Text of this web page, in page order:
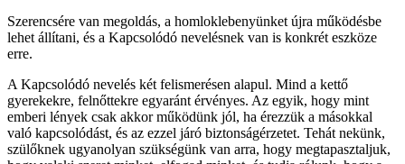
Szerencsére van megoldás, a homloklebenyünket újra működésbe
lehet állítani, és a Kapcsolódó nevelésnek van is konkrét eszköze
erre.
A Kapcsolódó nevelés két felismerésen alapul. Mind a kettő
gyerekekre, felnőttekre egyaránt érvényes. Az egyik, hogy mint
emberi lények csak akkor működünk jól, ha érezzük a másokkal
való kapcsolódást, és az ezzel járó biztonságérzetet. Tehát nekünk,
szülőknek ugyanolyan szükségünk van arra, hogy megtapasztaljuk,